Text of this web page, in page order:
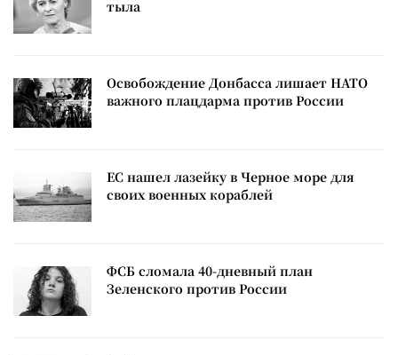
тыла
Освобождение Донбасса лишает НАТО
важного плацдарма против России
ЕС нашел лазейку в Черное море для
своих военных кораблей
ФСБ сломала 40-дневный план
Зеленского против России